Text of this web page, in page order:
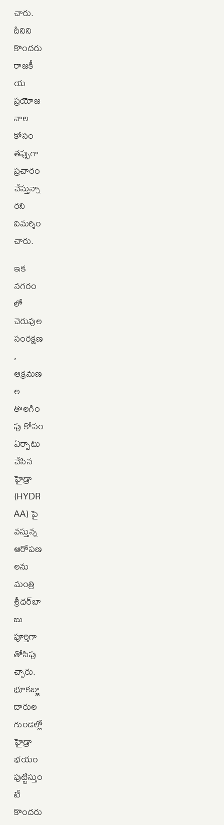
చారు.
దీనిని
కొందరు
రాజకీ
య
ప్రయోజ
నాల
కోసం
తప్పుగా
ప్రచారం
చేస్తున్నా
రని
విమర్శిం
చారు.
ఇక
నగరం
లో
చెరువుల
సంరక్షణ
,
ఆక్రమణ
ల
తొలగిం
పు కోసం
ఏర్పాటు
చేసిన
హైడ్రా
(HYDR
AA) పై
వస్తున్న
ఆరోపణ
లను
మంత్రి
శ్రీధర్‌బా
బు
పూర్తిగా
తోసిపు
చ్చారు.
భూకబ్జా
దారుల
గుండెల్లో
హైడ్రా
భయం
పుట్టిస్తుం
టే
కొందరు